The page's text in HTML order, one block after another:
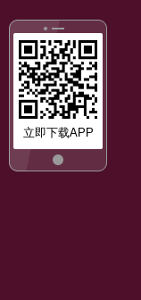
立即下载APP